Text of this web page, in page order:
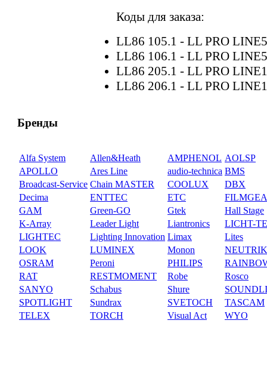
Коды для заказа:
LL86 105.1 - LL PRO
LL86 106.1 - LL PRO
LL86 205.1 - LL PRO
LL86 206.1 - LL PRO
Бренды
Alfa System Allen&Heath AMPHENOL AOLSP
APOLLO
Ares Line audio-technica BMS
Broadcast-Service Chain MASTER COOLUX
DBX
Decima
ENTTEC ETC
GAM
Green-GO Gtek
Hall Stage
K-Array
Leader Light Liantronics
LICHT-
LIGHTEC
Lighting Innovation Limax
Lites
LOOK
LUMINEX Monon
NEUTRIK
OSRAM
Peroni PHILIPS
RAT
RESTMOMENT Robe
Rosco
SANYO
Schabus Shure
SPOTLIGHT
Sundrax SVETOCH
TASCAM
TELEX
TORCH Visual Act WYO